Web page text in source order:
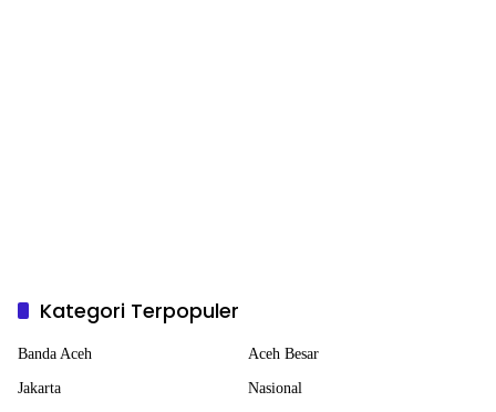
Kategori Terpopuler
Banda Aceh Aceh Besar
Jakarta Nasional